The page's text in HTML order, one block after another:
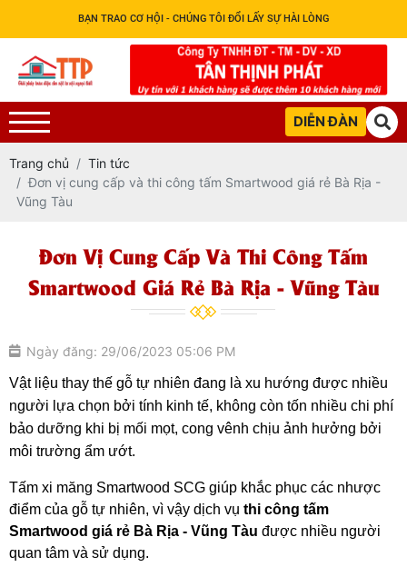
BẠN TRAO CƠ HỘI - CHÚNG TÔI ĐỔI LẤY SỰ HÀI LÒNG
DIỄN ĐÀN
Trang chủ
Tin tức
Đơn vị cung cấp và thi công tấm Smartwood giá rẻ Bà Rịa -
Vũng Tàu
Đơn Vị Cung Cấp Và Thi Công Tấm
Smartwood Giá Rẻ Bà Rịa - Vũng Tàu
Ngày đăng: 29/06/2023 05:06 PM
Vật liệu thay thế gỗ tự nhiên đang là xu hướng được nhiều
người lựa chọn bởi tính kinh tế, không còn tốn nhiều chi phí
bảo dưỡng khi bị mối mọt, cong vênh chịu ảnh hưởng bởi
môi trường ẩm ướt.
Tấm xi măng Smartwood SCG giúp khắc phục các nhược
điểm của gỗ tự nhiên, vì vậy dịch vụ thi công tấm
Smartwood giá rẻ Bà Rịa - Vũng Tàu được nhiều người
quan tâm và sử dụng.